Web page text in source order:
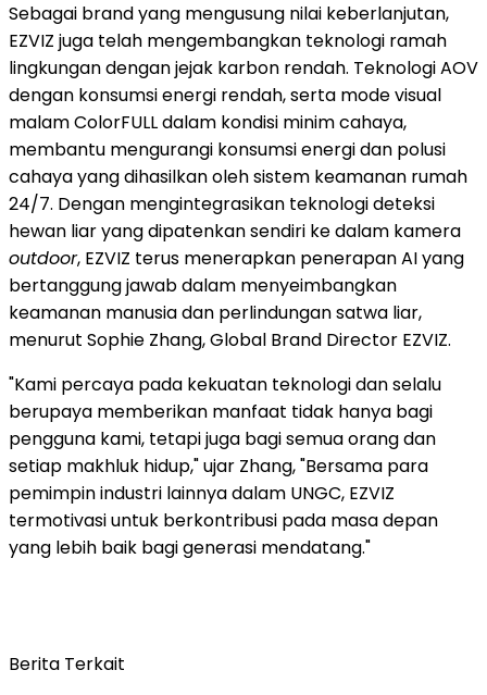
Sebagai brand yang mengusung nilai keberlanjutan,
EZVIZ juga telah mengembangkan teknologi ramah
lingkungan dengan jejak karbon rendah. Teknologi AOV
dengan konsumsi energi rendah, serta mode visual
malam ColorFULL dalam kondisi minim cahaya,
membantu mengurangi konsumsi energi dan polusi
cahaya yang dihasilkan oleh sistem keamanan rumah
24/7. Dengan mengintegrasikan teknologi deteksi
hewan liar yang dipatenkan sendiri ke dalam kamera
outdoor, EZVIZ terus menerapkan penerapan AI yang
bertanggung jawab dalam menyeimbangkan
keamanan manusia dan perlindungan satwa liar,
menurut Sophie Zhang, Global Brand Director EZVIZ.
"Kami percaya pada kekuatan teknologi dan selalu
berupaya memberikan manfaat tidak hanya bagi
pengguna kami, tetapi juga bagi semua orang dan
setiap makhluk hidup," ujar Zhang, "Bersama para
pemimpin industri lainnya dalam UNGC, EZVIZ
termotivasi untuk berkontribusi pada masa depan
yang lebih baik bagi generasi mendatang."
Berita Terkait